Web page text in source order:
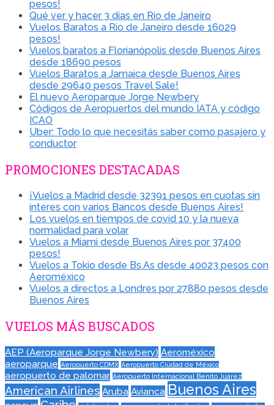
pesos!
Qué ver y hacer 3 días en Rio de Janeiro
Vuelos Baratos a Rio de Janeiro desde 16029
pesos!
Vuelos baratos a Florianópolis desde Buenos Aires
desde 18690 pesos
Vuelos Baratos a Jamaica desde Buenos Aires
desde 29640 pesos Travel Sale!
El nuevo Aeroparque Jorge Newbery
Códigos de Aeropuertos del mundo IATA y código
ICAO
Uber: Todo lo que necesitás saber como pasajero y
conductor
PROMOCIONES DESTACADAS
¡Vuelos a Madrid desde 32391 pesos en cuotas sin
interes con varios Bancos desde Buenos Aires!
Los vuelos en tiempos de covid 10 y la nueva
normalidad para volar
Vuelos a Miami desde Buenos Aires por 37400
pesos!
Vuelos a Tokio desde Bs.As desde 40023 pesos con
Aeroméxico
Vuelos a directos a Londres por 27880 pesos desde
Buenos Aires
VUELOS MÁS BUSCADOS
AEP (Aeroparque Jorge Newbery) Aeroméxico
aeroparque Aeropuerto CDMX Aeropuerto Ciudad de México
aeropuerto de palomar Aeropuerto Internacional Benito Juárez
American Airlines Aruba Avianca Buenos Aires